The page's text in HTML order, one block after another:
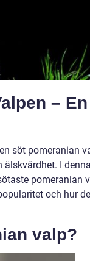
– En
söt pomeranian
I
pomeranian
och hur
valp?